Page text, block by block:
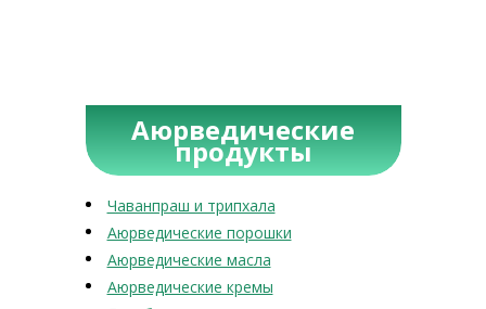
Аюрведические
продукты
Чаванпраш и трипхала
Аюрведические порошки
Аюрведические масла
Аюрведические кремы